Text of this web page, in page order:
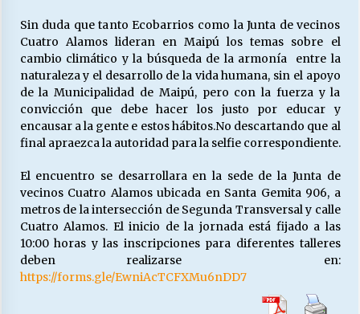
¿Qué habrían dicho?
23/06/2026
VOLVER A SER ALTERNATIVA
16/06/2026
MUNICIPALIDADES, HONORARIOS, DESPIDOS
28/05/2026
Releyendo la Rerum Novarum a 135 años. “La
cuestión social hoy”.
Sin duda que tanto Ecobarrios como la Junta de vecinos
Cuatro Alamos lideran en Maipú los temas sobre el
cambio climático y la búsqueda de la armonía entre la
naturaleza y el desarrollo de la vida humana, sin el apoyo
de la Municipalidad de Maipú, pero con la fuerza y la
convicción que debe hacer los justo por educar y
encausar a la gente e estos hábitos.No descartando que al
final apraezca la autoridad para la selfie correspondiente.
El encuentro se desarrollara en la sede de la Junta de
vecinos Cuatro Alamos ubicada en Santa Gemita 906, a
metros de la intersección de Segunda Transversal y calle
Cuatro Alamos. El inicio de la jornada está fijado a las
10:00 horas y las inscripciones para diferentes talleres
deben realizarse en:
https://forms.gle/EwniAcTCFXMu6nDD7